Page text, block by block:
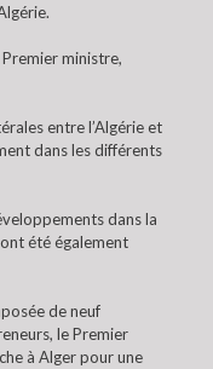
Premier ministre,
entre l’Algérie et
dans les différents
dans la
été également
de neuf
le Premier
à Alger pour une